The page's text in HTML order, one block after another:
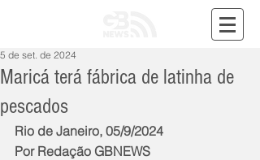
Maricá terá fábrica de latinha de
pescados
5 de set. de 2024
Rio de Janeiro, 05/9/2024
Por Redação GBNEWS